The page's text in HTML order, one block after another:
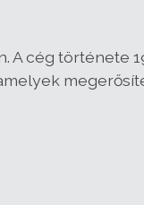
A cég története